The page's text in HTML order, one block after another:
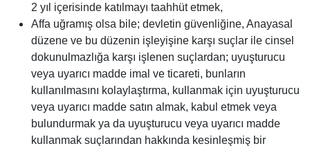
2 yıl içerisinde katılmayı taahhüt etmek,
Affa uğramış olsa bile; devletin güvenliğine, Anayasal
düzene ve bu düzenin işleyişine karşı suçlar ile cinsel
dokunulmazlığa karşı işlenen suçlardan; uyuşturucu
veya uyarıcı madde imal ve ticareti, bunların
kullanılmasını kolaylaştırma, kullanmak için uyuşturucu
veya uyarıcı madde satın almak, kabul etmek veya
bulundurmak ya da uyuşturucu veya uyarıcı madde
kullanmak suçlarından hakkında kesinleşmiş bir